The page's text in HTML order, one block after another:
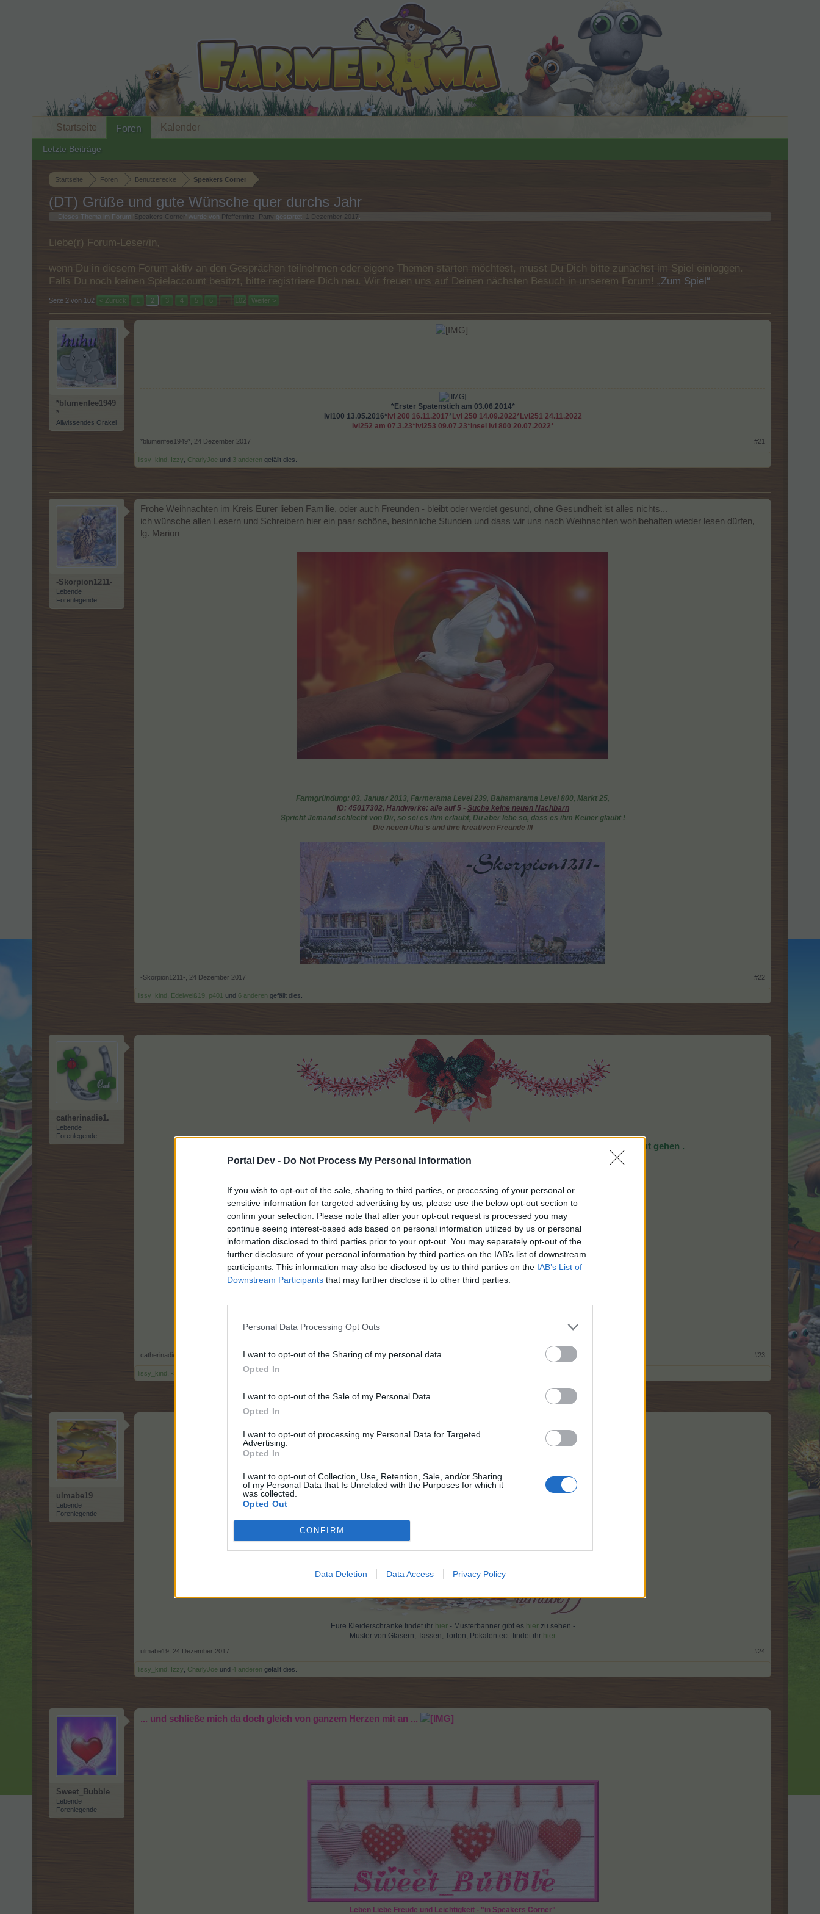
Portal Dev - Do Not Process My Personal Information
If you wish to opt-out of the sale, sharing to third parties, or processing of your personal or
sensitive information for targeted advertising by us, please use the below opt-out section to
confirm your selection. Please note that after your opt-out request is processed you may
continue seeing interest-based ads based on personal information utilized by us or personal
information disclosed to third parties prior to your opt-out. You may separately opt-out of the
further disclosure of your personal information by third parties on the IAB’s list of downstream
participants. This information may also be disclosed by us to third parties on the IAB’s List of
Downstream Participants that may further disclose it to other third parties.
Personal Data Processing Opt Outs
I want to opt-out of the Sharing of my personal data.
Opted In
I want to opt-out of the Sale of my Personal Data.
Opted In
I want to opt-out of processing my Personal Data for Targeted
Advertising.
Opted In
I want to opt-out of Collection, Use, Retention, Sale, and/or Sharing
of my Personal Data that Is Unrelated with the Purposes for which it
was collected.
Opted Out
CONFIRM
Data Deletion Data Access Privacy Policy
Startseite Foren Benutzerecke Speakers Corner
(DT) Grüße und gute Wünsche quer durchs Jahr
Dieses Thema im Forum ' Speakers Corner ' wurde von Pfefferminz_Patty gestartet, 1 Dezember 2017
Liebe(r) Forum-Leser/in,
wenn Du in diesem Forum aktiv an den Gesprächen teilnehmen oder eigene Themen starten möchtest, musst Du Dich bitte zunächst im Spiel einloggen.
Falls Du noch keinen Spielaccount besitzt, bitte registriere Dich neu. Wir freuen uns auf Deinen nächsten Besuch in unserem Forum! „Zum Spiel“
Seite 2 von 102 < Zurück 1 2 3 4 5 6 → 102 Weiter >
*blumenfee1949
*
Allwissendes Orakel
*Erster Spatenstich am 03.06.2014*
lvl100 13.05.2016*lvl 200 16.11.2017* Lvl 250 14.09.2022*Lvl251 24.11.2022
lvl252 am 07.3.23*lvl253 09.07.23*Insel lvl 800 20.07.2022*
*blumenfee1949* 24 Dezember 2017 #21
lissy_kind Izzy CharlyJoe und 3 anderen gefällt dies.
-Skorpion1211-
Lebende
Forenlegende
Frohe Weihnachten im Kreis Eurer lieben Familie, oder auch Freunden - bleibt oder werdet gesund, ohne Gesundheit ist alles nichts...
ich wünsche allen Lesern und Schreibern hier ein paar schöne, besinnliche Stunden und dass wir uns nach Weihnachten wohlbehalten wieder lesen dürfen,
lg. Marion
Farmgründung: 03. Januar 2013, Farmerama Level 239, Bahamarama Level 800, Markt 25,
ID: 45017302, Handwerke: alle auf 5 - Suche keine neuen Nachbarn
Spricht Jemand schlecht von Dir, so sei es ihm erlaubt, Du aber lebe so, dass es ihm Keiner glaubt !
Die neuen Uhu´s und ihre kreativen Freunde III
​
-Skorpion1211- 24 Dezember 2017 #22
lissy_kind Edelweiß19 p401 und 6 anderen gefällt dies.
catherinadie1.
Lebende
Forenlegende
Ich wünsche Euch allen eine schöne Weihnacht mit Euren Lieben oder auch alleine, lasst es Euch gut gehen .
LG
catherinadie1. #23
lissy_kind -Skorpion1211- Sweet_Bubble gefällt dies.
ulmabe19
Lebende
Forenlegende
Einen herzlichen Gruß an meine Freunde, Nachbarn und Kleidchen- bzw, Anzug-Träger,
sowie an alle Farmerlein und Modis.
Eure Kleiderschränke findet ihr hier- Musterbanner gibt es hierzu sehen -
Muster von Gläsern, Tassen, Torten, Pokalen ect. findet ihr hier
ulmabe19 24 Dezember 2017 #24
lissy_kind Izzy CharlyJoe und 4 anderen gefällt dies.
Sweet_Bubble
Lebende
Forenlegende
... und schließe mich da doch gleich von ganzem Herzen mit an ...
Leben Liebe Freude und Leichtigkeit - "in Speakers Corner"
Startseite Foren
Letzte Beiträge
Kalender